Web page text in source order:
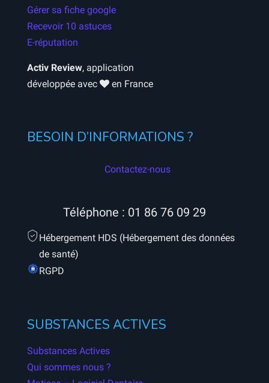
Gérer sa fiche google
Recevoir 10 astuces
E-réputation
Activ Review, application
développée avec
en France
BESOIN D’INFORMATIONS ?
Contactez-nous
Téléphone : 01 86 76 09 29
Hébergement HDS (Hébergement des données
de santé)
RGPD
SUBSTANCES ACTIVES
Substances Actives
Qui sommes nous ?